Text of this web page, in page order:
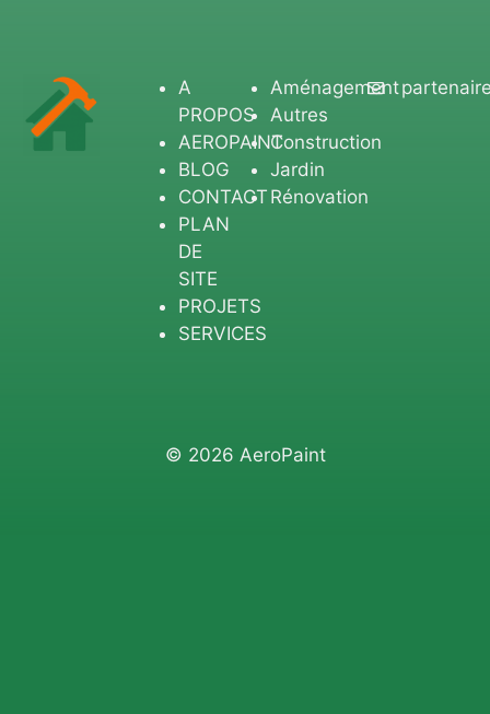
A
PROPOS
AEROPAINT
BLOG
CONTACT
PLAN
DE
SITE
PROJETS
SERVICES
Aménagement
Autres
Construction
Jardin
Rénovation
© 2026 AeroPaint